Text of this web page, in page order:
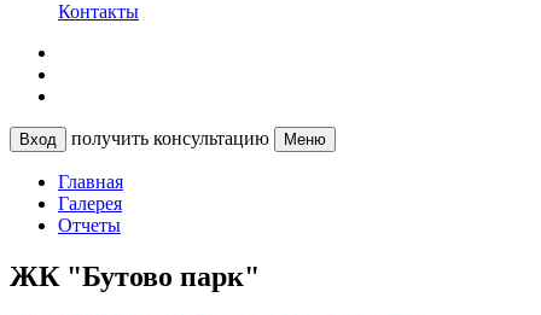
Контакты
Вход получить консультацию Меню
Главная
Галерея
Отчеты
ЖК "Бутово парк"